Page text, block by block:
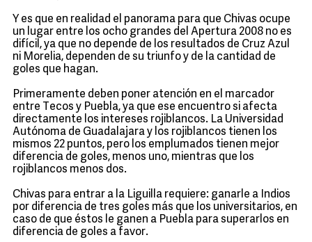
Y es que en realidad el panorama para que Chivas ocupe
un lugar entre los ocho grandes del Apertura 2008 no es
difícil, ya que no depende de los resultados de Cruz Azul
ni Morelia, dependen de su triunfo y de la cantidad de
goles que hagan.
Primeramente deben poner atención en el marcador
entre Tecos y Puebla, ya que ese encuentro si afecta
directamente los intereses rojiblancos. La Universidad
Autónoma de Guadalajara y los rojiblancos tienen los
mismos 22 puntos, pero los emplumados tienen mejor
diferencia de goles, menos uno, mientras que los
rojiblancos menos dos.
Chivas para entrar a la Liguilla requiere: ganarle a Indios
por diferencia de tres goles más que los universitarios, en
caso de que éstos le ganen a Puebla para superarlos en
diferencia de goles a favor.